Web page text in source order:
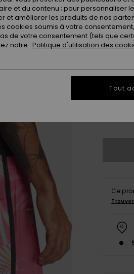
Ce
et du contenu ; pour personnaliser
et améliorer les produits de nos
cookies soumis à votre
de votre consentement (tels que
notre : Politique d'utilisation des
Tout